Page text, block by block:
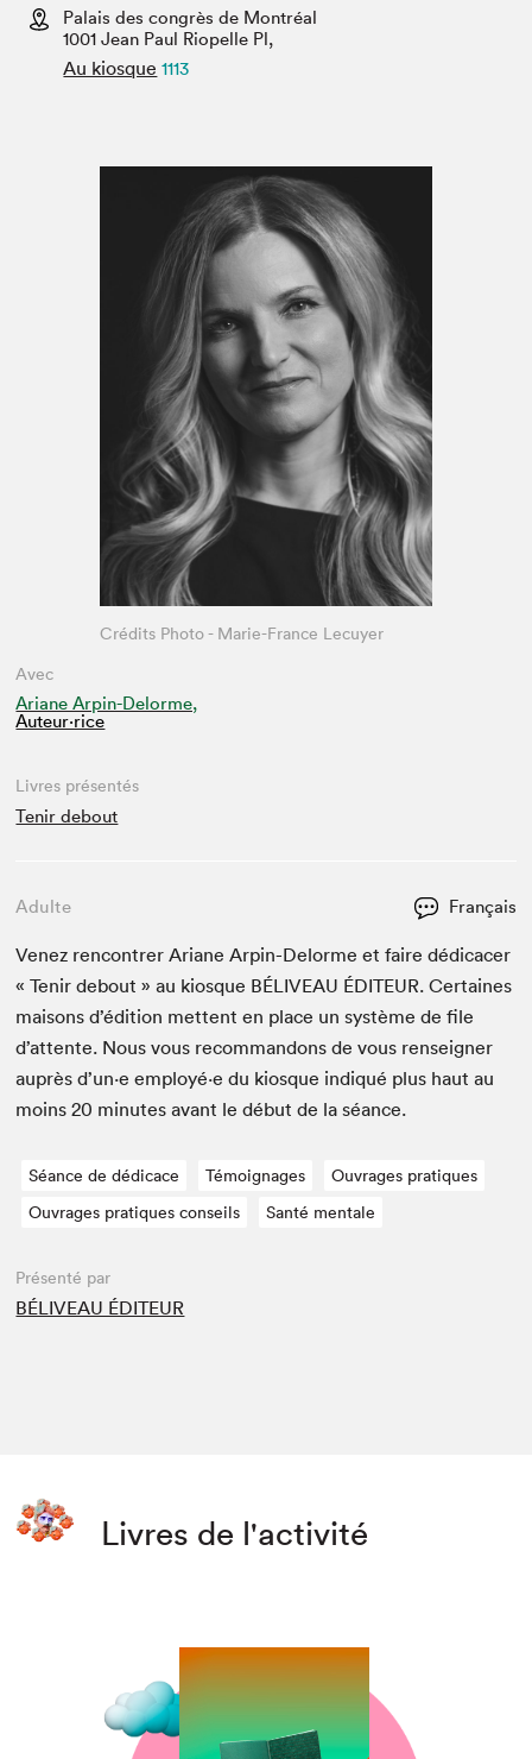
Espace médias
Palais des congrès de Montréal
1001 Jean Paul Riopelle Pl,
Au kiosque 1113
Avec
Ariane Arpin-Delorme,
Auteur·rice
Crédits Photo - Marie-France Lecuyer
Livres présentés
Tenir debout
Adulte Français
Venez ren­con­tr­er Ari­ane Arpin-Delorme et faire dédi­cac­er
« Tenir debout » au kiosque BÉLIVEAU ÉDI­TEUR. Cer­taines
maisons d’édi­tion met­tent en place un sys­tème de file
d’at­tente. Nous vous recom­man­dons de vous ren­seign­er
auprès d’un·e employé·e du kiosque indiqué plus haut au
moins20 min­utes avant le début de la séance.
Séance de dédicace Témoignages
Ouvrages pratiques
Ouvrages pratiques conseils
Santé mentale
Présenté par
BÉLIVEAU ÉDITEUR
Livres de l'activité